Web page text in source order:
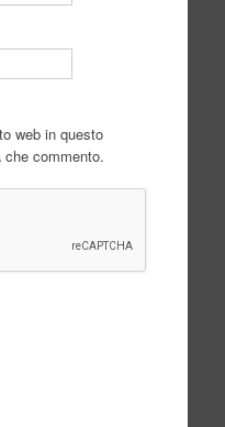
web in questo
commento.